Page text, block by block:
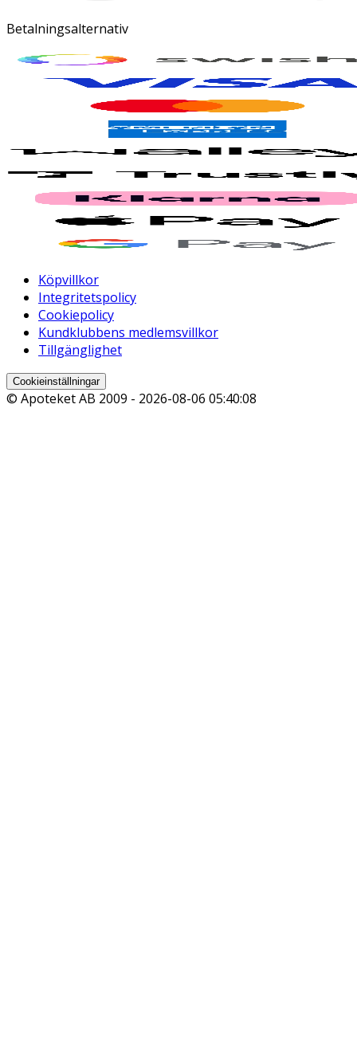
Betalningsalternativ
Köpvillkor
Integritetspolicy
Cookiepolicy
Kundklubbens medlemsvillkor
Tillgänglighet
Cookieinställningar
© Apoteket AB 2009 - 2026-08-06 05:40:08